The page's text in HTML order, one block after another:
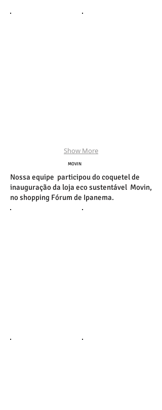
Show More
MOVIN
Nossa equipe participou do coquetel de
inauguração da loja eco sustentável Movin,
no shopping Fórum de Ipanema.